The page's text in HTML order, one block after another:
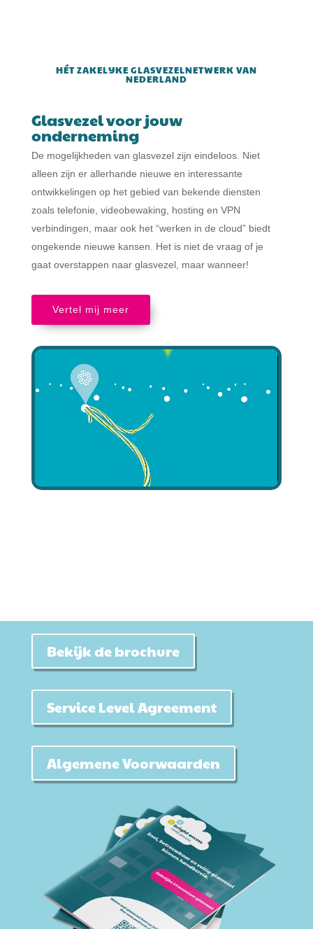
HÉT ZAKELIJKE GLASVEZELNETWERK VAN
NEDERLAND
Glasvezel voor jouw
onderneming
De mogelijkheden van glasvezel zijn eindeloos. Niet
alleen zijn er allerhande nieuwe en interessante
ontwikkelingen op het gebied van bekende diensten
zoals telefonie, videobewaking, hosting en VPN
verbindingen, maar ook het “werken in de cloud” biedt
ongekende nieuwe kansen. Het is niet de vraag of je
gaat overstappen naar glasvezel, maar wanneer!
Vertel mij meer
Bekijk de brochure
Service Level Agreement
Algemene Voorwaarden